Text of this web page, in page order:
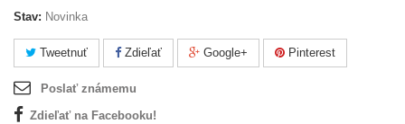
Stav: Novinka
Tweetnuť Zdieľať Google+ Pinterest
Poslať známemu
Zdieľať na Facebooku!